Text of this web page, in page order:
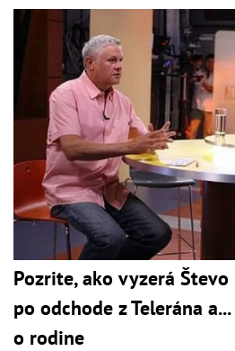
Pozrite, ako vyzerá
po odchode z Telerána
o rodine